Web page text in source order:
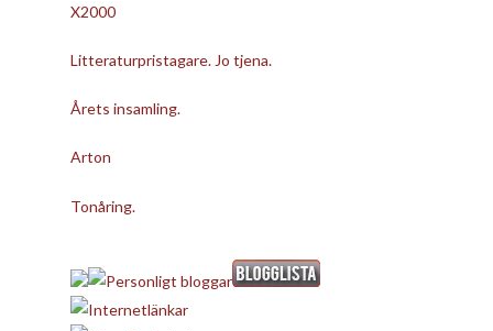
X2000
Litteraturpristagare. Jo tjena.
Årets insamling.
Arton
Tonåring.